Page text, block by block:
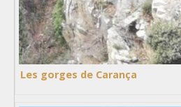
Les gorges de Carança